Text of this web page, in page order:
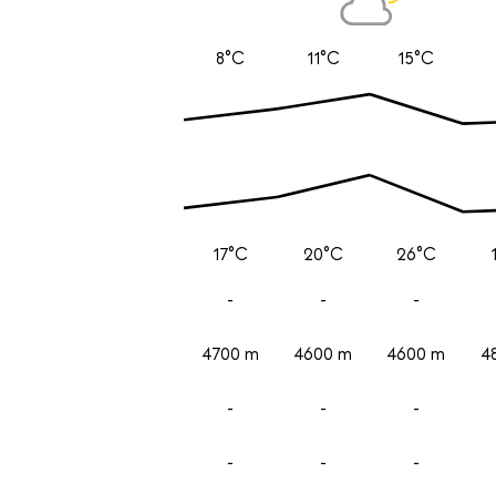
8°C
17°C
-
4700 m
-
-
11°C
20°C
-
4600 m
-
-
15°C
26°C
-
4600 m
-
-